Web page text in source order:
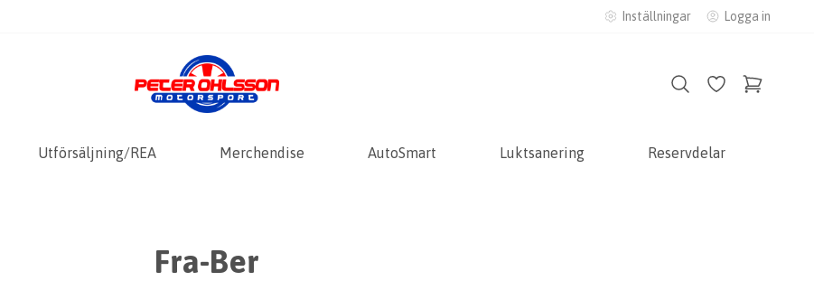
Inställningar Logga in
Utförsäljning/REA Merchendise AutoSmart Luktsanering Reservdelar
Fra-Ber